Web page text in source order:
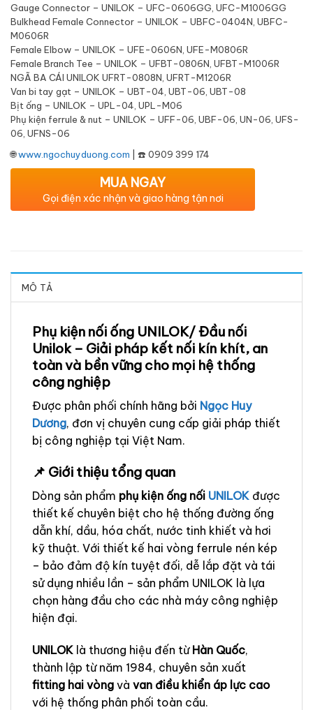
Gauge Connector – UNILOK – UFC-0606GG, UFC-M1006GG
Bulkhead Female Connector – UNILOK – UBFC-0404N, UBFC-
M0606R
Female Elbow – UNILOK – UFE-0606N, UFE-M0806R
Female Branch Tee – UNILOK – UFBT-0806N, UFBT-M1006R
NGÃ BA CÁI UNILOK UFRT-0808N, UFRT-M1206R
Van bi tay gạt – UNILOK – UBT-04, UBT-06, UBT-08
Bịt ống – UNILOK – UPL-04, UPL-M06
Phụ kiện ferrule & nut – UNILOK – UFF-06, UBF-06, UN-06, UFS-
06, UFNS-06
🌐www.ngochuyduong.com | ☎️ 0909 399 174
MUA NGAY
Gọi điện xác nhận và giao hàng tận nơi
MÔ TẢ
Phụ kiện nối ống UNILOK/ Đầu nối
Unilok – Giải pháp kết nối kín khít, an
toàn và bền vững cho mọi hệ thống
công nghiệp
Được phân phối chính hãng bởi Ngọc Huy
Dương, đơn vị chuyên cung cấp giải pháp thiết
bị công nghiệp tại Việt Nam.
📌 Giới thiệu tổng quan
Dòng sản phẩm phụ kiện ống nối UNILOK được
thiết kế chuyên biệt cho hệ thống đường ống
dẫn khí, dầu, hóa chất, nước tinh khiết và hơi
kỹ thuật. Với thiết kế hai vòng ferrule nén kép
– bảo đảm độ kín tuyệt đối, dễ lắp đặt và tái
sử dụng nhiều lần – sản phẩm UNILOK là lựa
chọn hàng đầu cho các nhà máy công nghiệp
hiện đại.
UNILOK là thương hiệu đến từ Hàn Quốc,
thành lập từ năm 1984, chuyên sản xuất
fitting hai vòng và van điều khiển áp lực cao
với hệ thống phân phối toàn cầu.